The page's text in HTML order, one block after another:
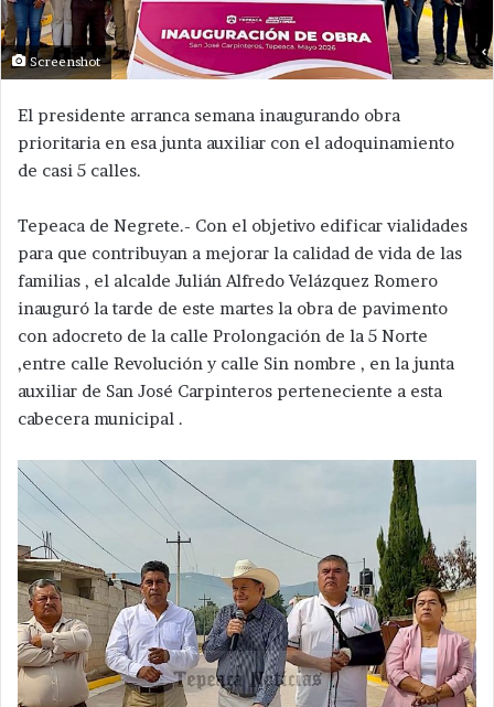
Screenshot
El presidente arranca semana inaugurando obra
prioritaria en esa junta auxiliar con el adoquinamiento
de casi 5 calles.
Tepeaca de Negrete.- Con el objetivo edificar vialidades
para que contribuyan a mejorar la calidad de vida de las
familias , el alcalde Julián Alfredo Velázquez Romero
inauguró la tarde de este martes la obra de pavimento
con adocreto de la calle Prolongación de la 5 Norte
,entre calle Revolución y calle Sin nombre , en la junta
auxiliar de San José Carpinteros perteneciente a esta
cabecera municipal .